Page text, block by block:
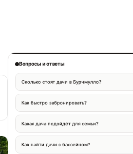
Вопросы и ответы
Сколько стоят дачи в Бурчмулло?
Как быстро забронировать?
Какая дача подойдёт для семьи?
Как найти дачи с бассейном?